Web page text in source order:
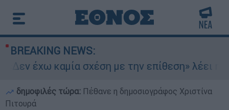
BREAKING NEWS:
έχω καμία σχέση με την επίθεση» λέει η
δημοφιλές τώρα: Πέθανε η δημοσιογράφος Χριστίνα
Πιτουρά